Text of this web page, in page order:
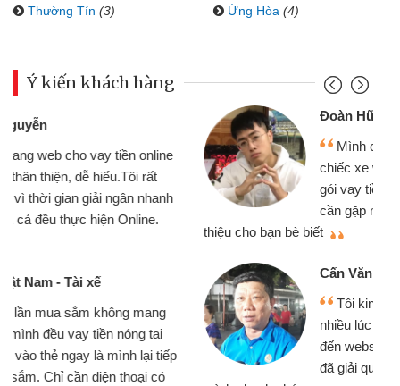
Thường Tín (3) Ứng Hòa (4)
Ý kiến khách hàng
Đoàn Hữu Cảnh
Mình cần tiền gấp nên định cầm cố
chiếc xe wave nhưng thật may đã có
gói vay tiền bằng CMND online không
cần gặp mặt nên rất tiện lợi, sẽ giới
Cấn Văn Lực - Tạp hóa
Tôi kinh doanh buôn bán nhỏ lẻ
nhiều lúc cần vốn nhập hàng, nhờ biết
đến website qua bạn bè giới thiệu tôi
đã giải quyết được công việc của